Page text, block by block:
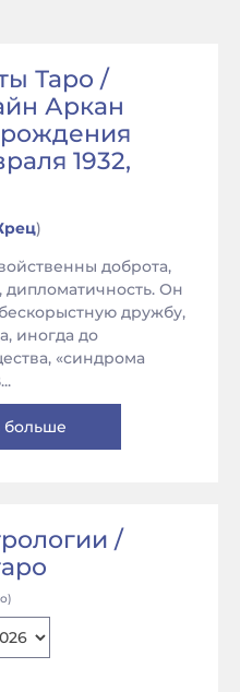
Таро /
Аркан
1932,
)
доброта,
дипломатичность. Он
дружбу,
иногда до
«синдрома
больше
/